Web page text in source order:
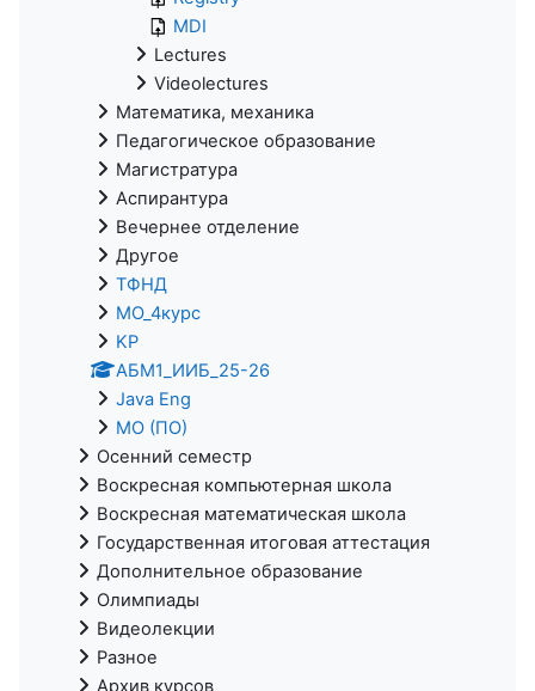
MDI
Lectures
Videolectures
Математика, механика
Педагогическое образование
Магистратура
Аспирантура
Вечернее отделение
Другое
ТФНД
МО_4курс
KP
АБМ1_ИИБ_25-26
Java Eng
МО (ПО)
Осенний семестр
Воскресная компьютерная школа
Воскресная математическая школа
Государственная итоговая аттестация
Дополнительное образование
Олимпиады
Видеолекции
Разное
Архив курсов